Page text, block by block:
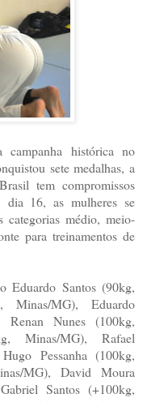
campanha histórica no
sete medalhas, a
tem compromissos
dia 16, as mulheres se
categorias médio, meio-
para treinamentos de
Eduardo Santos (90kg,
Minas/MG), Eduardo
Renan Nunes (100kg,
Minas/MG), Rafael
Pessanha (100kg,
MG), David Moura
Santos (+100kg,